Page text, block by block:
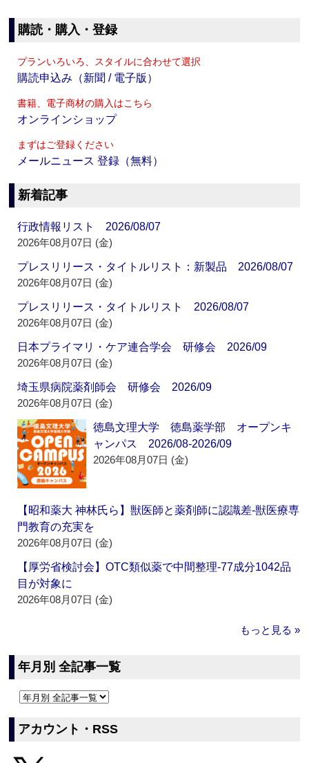
購読・購入・登録
プランいろいろ、スタイルに合わせて選択
購読申込み（新聞 / 電子版）
書籍、電子商材の購入はこちら
オンラインショップ
まずはご登録ください
メールニュース 登録（無料）
新着記事
行政情報リスト 2026/08/07
2026年08月07日 (金)
プレスリリース・タイトルリスト：新製品 2026/08/07
2026年08月07日 (金)
プレスリリース・タイトルリスト 2026/08/07
2026年08月07日 (金)
日本プライマリ・ケア連合学会 研修会 2026/09
2026年08月07日 (金)
埼玉県病院薬剤師会 研修会 2026/09
2026年08月07日 (金)
徳島文理大学 徳島薬学部 オープンキ
ャンパス 2026/08-2026/09
2026年08月07日 (金)
【昭和薬大 神林氏ら】獣医師と薬剤師に認識差‐獣医療専
門教育の充実を
2026年08月07日 (金)
【厚労省検討会】OTC類似薬で中間整理‐77成分1042品
目が対象に
2026年08月07日 (金)
もっと見る »
年月別 全記事一覧
アカウント・RSS